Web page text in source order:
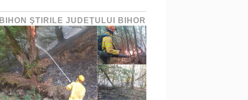
BIHON ŞTIRILE JUDEŢULUI BIHOR